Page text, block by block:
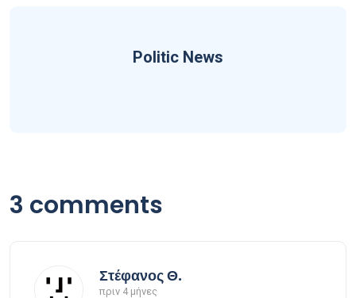
Politic News
3 comments
Στέφανος Θ.
πριν 4 μήνες